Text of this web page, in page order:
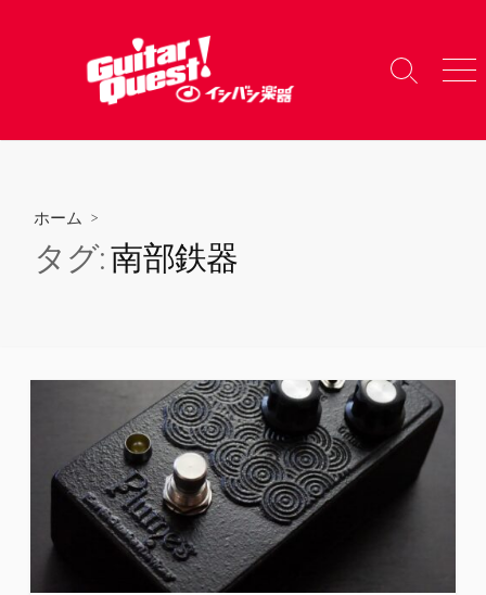
へ
検
り
メ
ー
ホーム >
タグ:南部鉄器